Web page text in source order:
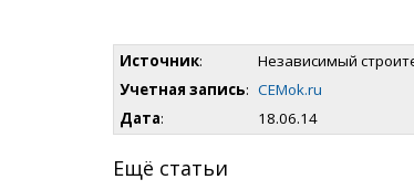
Источник:
Независимый
Учетная запись: CEMok.ru
Дата: 18.06.14
Ещё статьи